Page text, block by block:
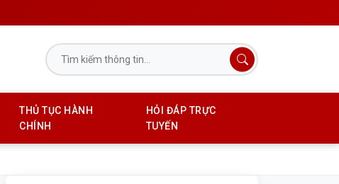
THỦ TỤC HÀNH
CHÍNH
HỎI ĐÁP TRỰC
TUYẾN